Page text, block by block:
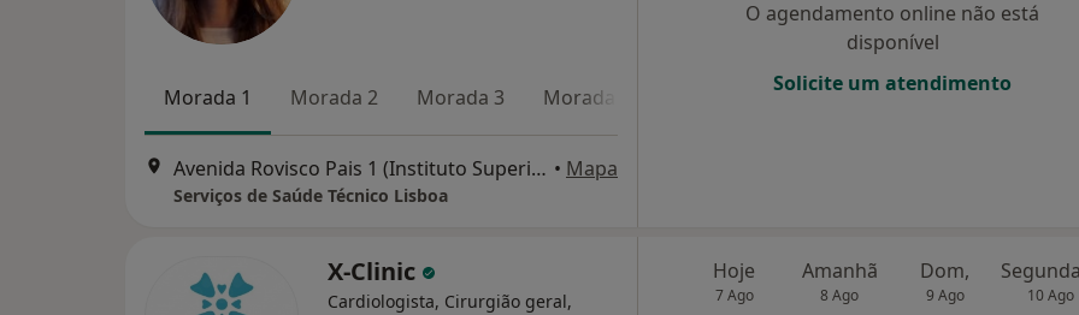
Morada 1 Morada 2 Morada 3 Morada 4
Avenida Rovisco Pais 1 (Instituto Superior Técnico), Lisboa • Mapa
Serviços de Saúde Técnico Lisboa
O agendamento online não está
disponível
Solicite um atendimento
X-Clinic
Cardiologista, Cirurgião geral,
Hoje
7 Ago
Amanhã
8 Ago
Dom,
9 Ago 10 Ago